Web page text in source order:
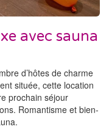
avec sauna
d’hôtes de charme
située, cette location
prochain séjour
Romantisme et bien-